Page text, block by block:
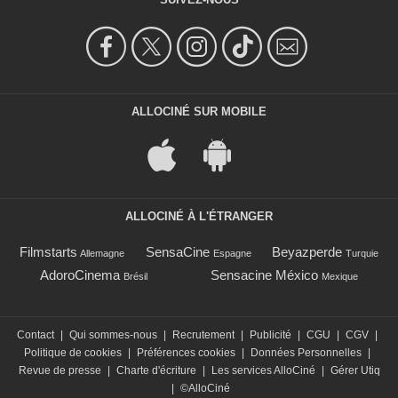
ALLOCINÉ SUR MOBILE
ALLOCINÉ À L'ÉTRANGER
Filmstarts Allemagne SensaCine Espagne Beyazperde Turquie
AdoroCinema Brésil Sensacine México Mexique
Contact | Qui sommes-nous | Recrutement | Publicité | CGU | CGV |
Politique de cookies | Préférences cookies | Données Personnelles |
Revue de presse
| Charte d'écriture | Les services AlloCiné | Gérer Utiq
| ©AlloCiné